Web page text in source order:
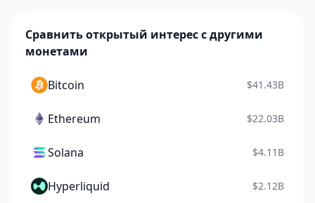
Сравнить открытый интерес с другими
монетами
Bitcoin $41.43B
Ethereum $22.03B
Solana $4.11B
Hyperliquid $2.12B